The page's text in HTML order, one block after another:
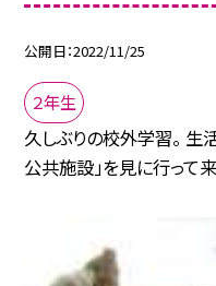
公開日 2022/11/25
２年生
久しぶりの校外学習。 生
公共施設」を見に行って